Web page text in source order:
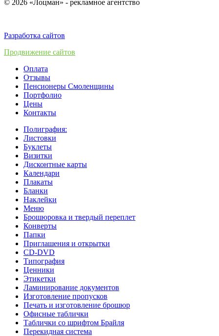
© 2026 «Лоцман» - рекламное агентство
Разработка сайтов
Продвижение сайтов
Оплата
Отзывы
Пенсионеры Смоленщины
Портфолио
Цены
Контакты
Полиграфия:
Листовки
Буклеты
Визитки
Дисконтные карты
Календари
Плакаты
Бланки
Наклейки
Меню
Брошюровка и твердый переплет
Конверты
Папки
Приглашения и открытки
CD-DVD
Типография
Ценники
Этикетки
Ламинирование документов
Изготовление пропусков
Печать и изготовление брошюр
Офисные таблички
Таблички со шрифтом Брайля
Перекидная система